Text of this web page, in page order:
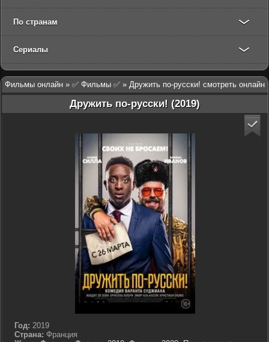
По странам
Сериалы
Фильмы онлайн » ✅ Фильмы ✅ » Дружить по-русски! смотреть онлайн
Дружить по-русски! (2019)
Год: 2019
Страна: Франция